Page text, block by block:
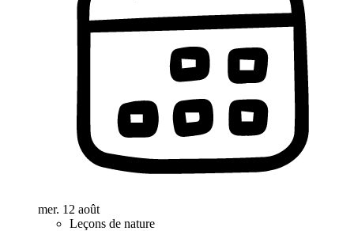
mer. 12 août
Leçons de nature